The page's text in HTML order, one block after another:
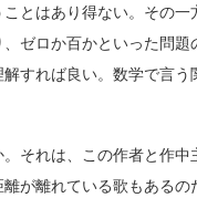
とはあり得ない。その
ゼロか百かといった問
すれば良い。数学で言う
それは、この作者と作中
が離れている歌もある